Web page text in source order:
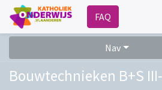
FAQ
Nav
Bouwtechnieken B+S